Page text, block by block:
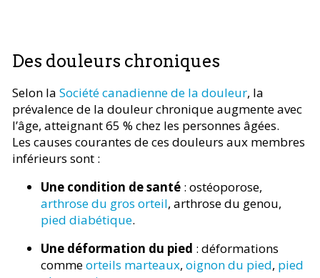
Des douleurs chroniques
Selon la Société canadienne de la douleur, la
prévalence de la douleur chronique augmente avec
l’âge, atteignant 65 % chez les personnes âgées.
Les causes courantes de ces douleurs aux membres
inférieurs sont :
Une condition de santé : ostéoporose,
arthrose du gros orteil, arthrose du genou,
pied diabétique.
Une déformation du pied : déformations
commeorteils marteaux, oignon du pied, pied